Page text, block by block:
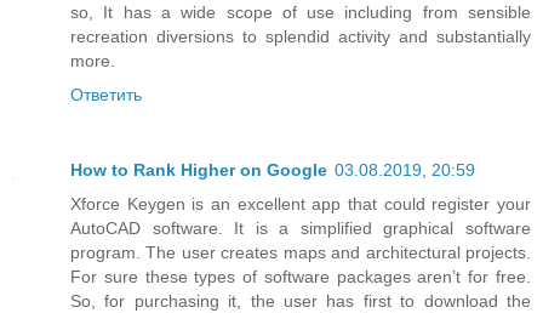
so, It has a wide scope of use including from sensible
recreation diversions to splendid activity and substantially
more.
Ответить
How to Rank Higher on Google 03.08.2019, 20:59
Xforce Keygen is an excellent app that could register your
AutoCAD software. It is a simplified graphical software
program. The user creates maps and architectural projects.
For sure these types of software packages aren’t for free.
So, for purchasing it, the user has first to download the